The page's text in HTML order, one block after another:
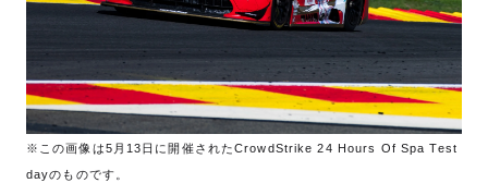
※この画像は5月13日に開催されたCrowdStrike 24 Hours Of Spa Test
dayのものです。